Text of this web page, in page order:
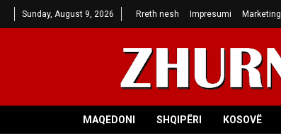
Sunday, August 9, 2026 Rreth nesh Impresumi Marketing
MAQEDONI SHQIPËRI KOSOVË